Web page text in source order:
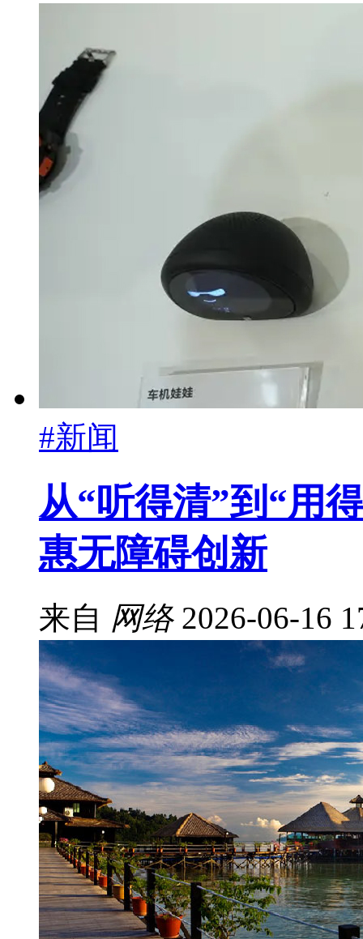
#新闻
从“听得清”到“用
惠无障碍创新
来自 网络 2026-06-16